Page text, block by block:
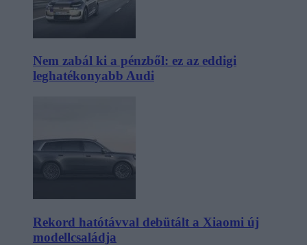
Nem zabál ki a pénzből: ez az eddigi
leghatékonyabb Audi
Rekord hatótávval debütált a Xiaomi új
modellcsaládja